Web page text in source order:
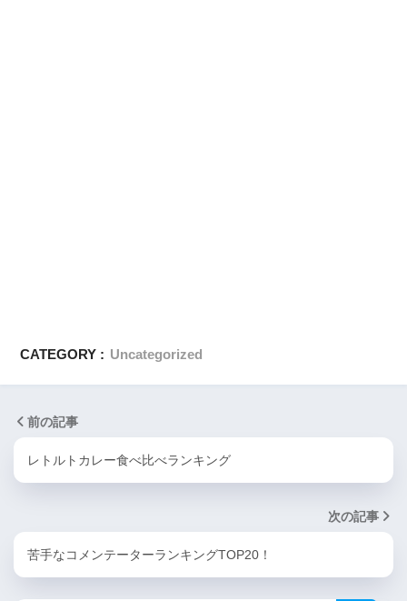
CATEGORY : Uncategorized
前の記事
レトルトカレー食べ比べランキング
次の記事
苦手なコメンテーターランキングTOP20！